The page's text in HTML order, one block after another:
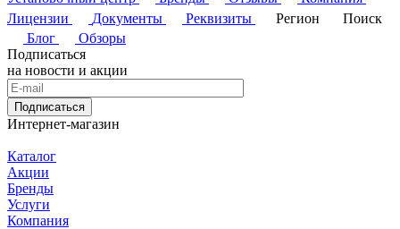
Лицензии
Документы Реквизиты Регион
Поиск
Блог
Обзоры
Подписаться
на новости и акции
Подписаться
Интернет-магазин
Каталог
Акции
Бренды
Услуги
Компания